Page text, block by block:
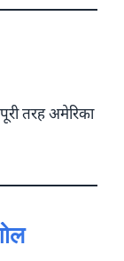
पूरी तरह अमेरिका